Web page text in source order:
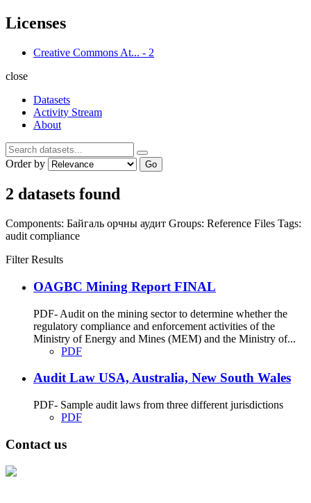
Licenses
Creative Commons At... - 2
close
Datasets
Activity Stream
About
Order by Go
2 datasets found
Components: Байгаль орчны аудит Groups: Reference Files Tags:
audit compliance
Filter Results
OAGBC Mining Report FINAL
PDF- Audit on the mining sector to determine whether the
regulatory compliance and enforcement activities of the
Ministry of Energy and Mines (MEM) and the Ministry of...
PDF
Audit Law USA, Australia, New South Wales
PDF- Sample audit laws from three different jurisdictions
PDF
Contact us